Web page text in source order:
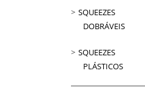
SQUEEZES
DOBRÁVEIS
SQUEEZES
PLÁSTICOS